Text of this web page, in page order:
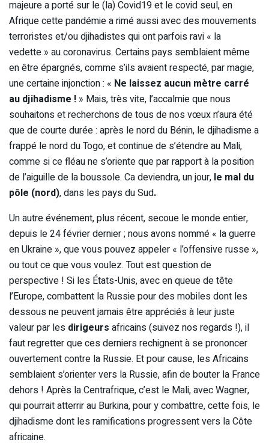
majeure a porté sur le (la) Covid19 et le covid seul, en
Afrique cette pandémie a rimé aussi avec des mouvements
terroristes et/ou djihadistes qui ont parfois ravi « la
vedette » au coronavirus. Certains pays semblaient même
en être épargnés, comme s’ils avaient respecté, par magie,
une certaine injonction : « Ne laissez aucun mètre carré
au djihadisme ! » Mais, très vite, l’accalmie que nous
souhaitons et recherchons de tous de nos vœux n’aura été
que de courte durée : après le nord du Bénin, le djihadisme a
frappé le nord du Togo, et continue de s’étendre au Mali,
comme si ce fléau ne s’oriente que par rapport à la position
de l’aiguille de la boussole. Ca deviendra, un jour, le mal du
pôle (nord), dans les pays du Sud.
Un autre événement, plus récent, secoue le monde entier,
depuis le 24 février dernier ; nous avons nommé « la guerre
en Ukraine », que vous pouvez appeler « l’offensive russe »,
ou tout ce que vous voulez. Tout est question de
perspective ! Si les États-Unis, avec en queue de tête
l’Europe, combattent la Russie pour des mobiles dont les
dessous ne peuvent jamais être appréciés à leur juste
valeur par les dirigeurs africains (suivez nos regards !), il
faut regretter que ces derniers rechignent à se prononcer
ouvertement contre la Russie. Et pour cause, les Africains
semblaient s’orienter vers la Russie, afin de bouter la France
dehors ! Après la Centrafrique, c’est le Mali, avec Wagner,
qui pourrait atterrir au Burkina, pour y combattre, cette fois, le
djihadisme dont les ramifications progressent vers la Côte
africaine.